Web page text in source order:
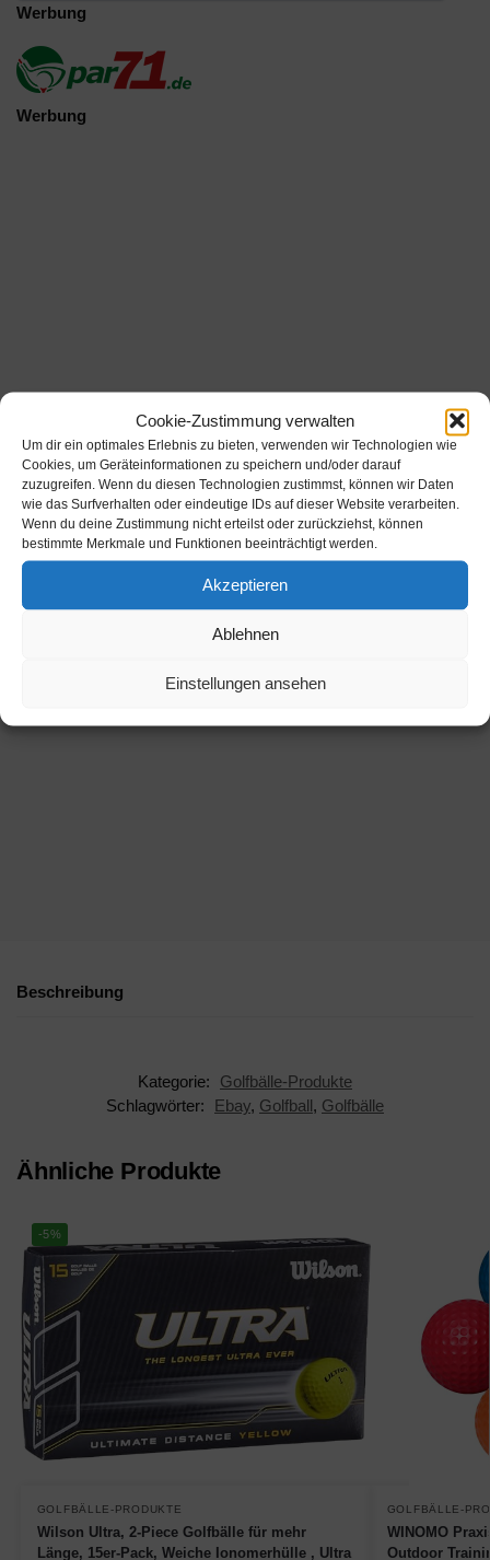
Cookie-Zustimmung verwalten
Um dir ein optimales Erlebnis zu bieten, verwenden wir Technologien wie
Cookies, um Geräteinformationen zu speichern und/oder darauf
zuzugreifen. Wenn du diesen Technologien zustimmst, können wir Daten
wie das Surfverhalten oder eindeutige IDs auf dieser Website verarbeiten.
Wenn du deine Zustimmung nicht erteilst oder zurückziehst, können
bestimmte Merkmale und Funktionen beeinträchtigt werden.
Akzeptieren
Ablehnen
Einstellungen ansehen
Werbung
Werbung
Werbung
Werbung
Beschreibung
Kategorie:
Golfbälle-Produkte
Schlagwörter:
Ebay, Golfball, Golfbälle
Ähnliche Produkte
-5%
GOLFBÄLLE-PRODUKTE
Wilson Ultra, 2-Piece Golfbälle für mehr
Länge, 15er-Pack, Weiche Ionomerhülle , Ultra
GOLFBÄLLE-
WINOMO
Outdoor